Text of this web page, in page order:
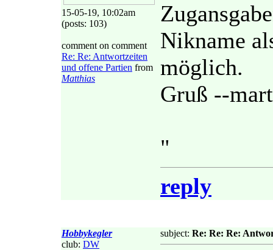
15-05-19, 10:02am
(posts: 103)
comment on comment
Re: Re: Antwortzeiten
und offene Partien from
Matthias
Nikname
möglich.
Gruß --
"
reply
Hobbykegler
club: DW
subject: Re: Re: Re: